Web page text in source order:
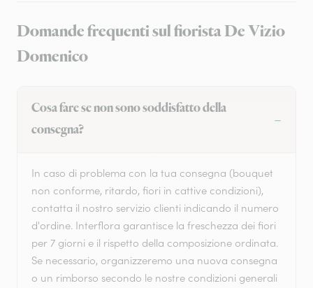
Domande frequenti sul fiorista De Vizio
Domenico
Cosa fare se non sono soddisfatto della
consegna?
In caso di problema con la tua consegna (bouquet
non conforme, ritardo, fiori in cattive condizioni),
contatta il nostro servizio clienti indicando il numero
d'ordine. Interflora garantisce la freschezza dei fiori
per 7 giorni e il rispetto della composizione ordinata.
Se necessario, organizzeremo una nuova consegna
o un rimborso secondo le nostre condizioni generali